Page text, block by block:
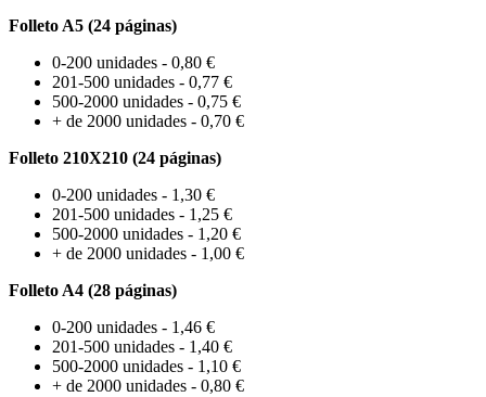
Folleto A5 (24 páginas)
0-200 unidades - 0,80 €
201-500 unidades - 0,77 €
500-2000 unidades - 0,75 €
+ de 2000 unidades - 0,70 €
Folleto 210X210 (24 páginas)
0-200 unidades - 1,30 €
201-500 unidades - 1,25 €
500-2000 unidades - 1,20 €
+ de 2000 unidades - 1,00 €
Folleto A4 (28 páginas)
0-200 unidades - 1,46 €
201-500 unidades - 1,40 €
500-2000 unidades - 1,10 €
+ de 2000 unidades - 0,80 €